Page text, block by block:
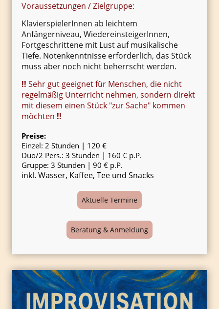
Voraussetzungen / Zielgruppe:
KlavierspielerInnen ab leichtem
Anfängerniveau, WiedereinsteigerInnen,
Fortgeschrittene mit Lust auf musikalische
Tiefe. Notenkenntnisse erforderlich, das Stück
muss aber noch nicht beherrscht werden.
!! Sehr gut geeignet für Menschen, die nicht
regelmäßig Unterricht nehmen, sondern direkt
mit diesem einen Stück "zur Sache" kommen
möchten !!
Preise:
Einzel: 2 Stunden | 120 €
Duo/2 Pers.: 3 Stunden | 160 € p.P.
Gruppe: 3 Stunden | 90 € p.P.
inkl. Wasser, Kaffee, Tee und Snacks
Aktuelle Termine
Beratung & Anmeldung